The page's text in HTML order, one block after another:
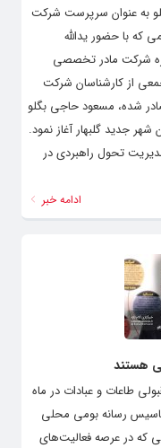
به عنوان سرپرست شرکت
که با حضور یدالله
شرکت مادر تخصصی
از کارشناسان شرکت
شده، مسعود حاجی بگلو
جدید گلبهار آغاز نمود.
تحول راهبردی در
ادامه خبر
هستند
طاعات و عبادات در ماه
رسانه بومی محلی
که در عرصه فعالیت‌های